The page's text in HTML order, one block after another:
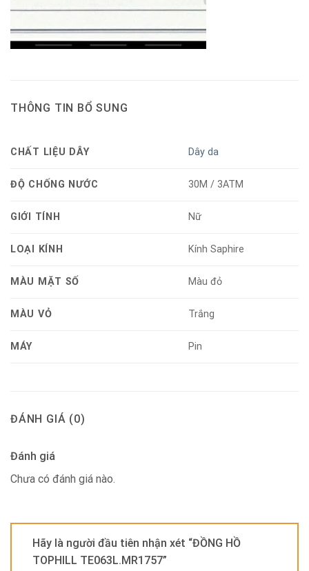
THÔNG TIN BỔ SUNG
CHẤT LIỆU DÂY Dây da
ĐỘ CHỐNG NƯỚC 30M / 3ATM
GIỚI TÍNH Nữ
LOẠI KÍNH Kính Saphire
MÀU MẶT SỐ Màu đỏ
MÀU VỎ Trắng
MÁY Pin
ĐÁNH GIÁ (0)
Đánh giá
Chưa có đánh giá nào.
Hãy là người đầu tiên nhận xét “ĐỒNG HỒ
TOPHILL TE063L.MR1757”